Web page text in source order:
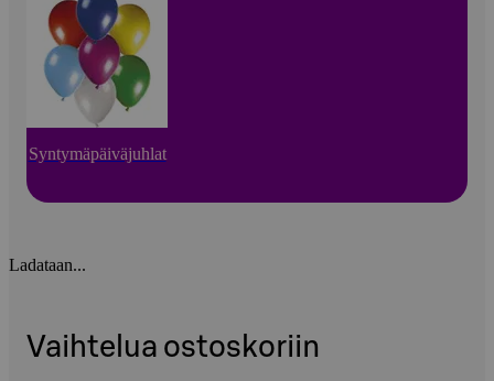
Syntymäpäiväjuhlat
Ladataan...
Vaihtelua ostoskoriin